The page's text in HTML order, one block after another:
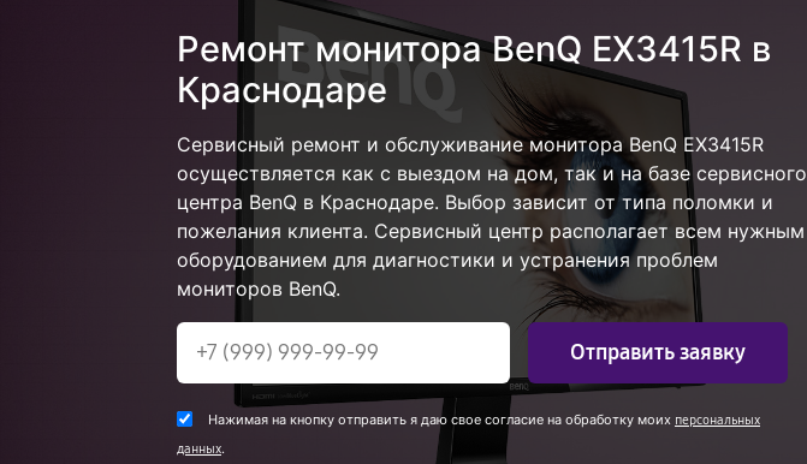
Ремонт монитора BenQ EX3415R в
Краснодаре
Сервисный ремонт и обслуживание монитора BenQ EX3415R
осуществляется как с выездом на дом, так и на базе сервисного
центра BenQ в Краснодаре. Выбор зависит от типа поломки и
пожелания клиента. Сервисный центр располагает всем нужным
оборудованием для диагностики и устранения проблем
мониторов BenQ.
Отправить заявку
Нажимая на кнопку отправить я даю свое согласие на обработку моих персональных
данных.